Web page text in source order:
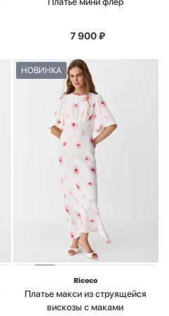
7 900₽
НОВИНКА
Ricoco
Платье макси из струящейся
вискозы с маками